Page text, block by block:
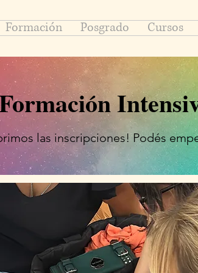
Formación Posgrado Cursos
las inscripciones! Podés